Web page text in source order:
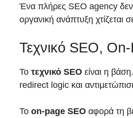
Ένα πλήρες SEO agency δεν
οργανική ανάπτυξη χτίζεται
Τεχνικό SEO,
Το τεχνικό SEO είναι η
redirect logic και
Το on-page SEO αφορά τη